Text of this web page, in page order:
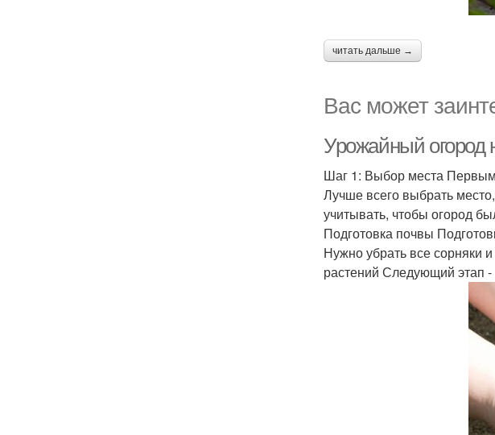
читать дальше →
Вас может
Урожайный огород
Шаг 1: Выбор места Первым
Лучше всего выбрать
учитывать, чтобы огород
Подготовка почвы
Нужно убрать все сорняки
растений Следующий этап